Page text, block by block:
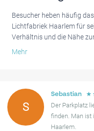
Besucher heben häufig
Lichtfabriek Haarlem für
Verhältnis und die Nähe
normalerweise nur 10-20
Während die meisten
einige Gäste gelegentlich
Einlasssystem. Insgesamt
Mehr
S
Sebastian ☆
Der Parkplatz
finden. Man ist
Haarlem.